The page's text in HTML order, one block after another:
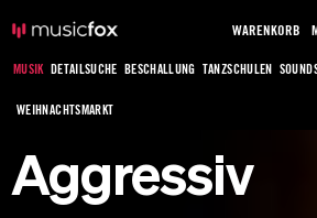
MUSIK DETAILSUCHE BESCHALLUNG TANZSCHULEN
WEIHNACHTSMARKT
WARENKORB
Aggressiv